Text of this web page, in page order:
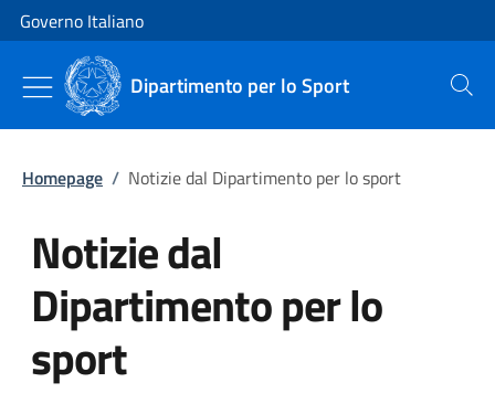
Vai al contenuto
Vai alla navigazione del sito
Governo Italiano
Dipartimento per lo Sport Cerca
Homepage / Notizie dal Dipartimento per lo sport
Notizie dal
Dipartimento per lo
sport